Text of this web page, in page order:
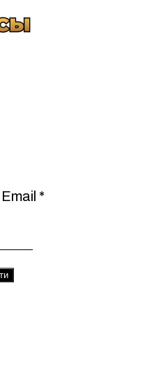
*Обязательно